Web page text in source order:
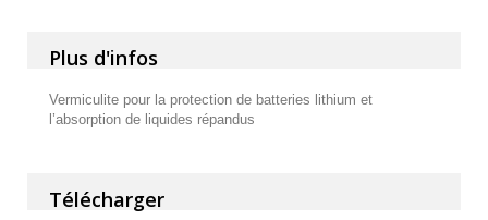
Plus d'infos
Vermiculite pour la protection de batteries lithium et
l’absorption de liquides répandus
Télécharger